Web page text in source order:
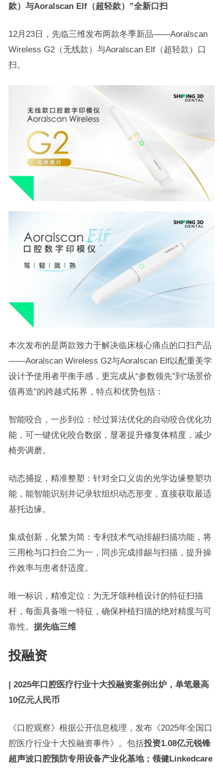
款）与Aoralscan Elf（超轻款）”全新口扫
12月23日，先临三维发布两款冬季新品——Aoralscan
Wireless G2（无线款）与Aoralscan Elf（超轻款）口
扫。
本次发布的是两款致力于解决临床核心痛点的口扫产品
——Aoralscan Wireless G2与Aoralscan Elf以配重美学
设计予使用者平衡手感，更完成从“参数领先”到“场景价
值再造”的跨越式拓界，特点和优势包括：
智能咬合，一步到位：经过算法优化的自动咬合优化功
能，可一键优化咬合数据，显著提升修复体精度，减少
椅旁调磨。
动态捕捉，精准整塑：针对全口义齿的光学边缘整塑功
能，能智能识别并记录软组织动态形变，直接获取最适
基托边缘。
集成创新，化繁为简：专利技术气动排龈扫描功能，将
三用枪与口扫合二为一，同步完成排龈与扫描，提升操
作效率与患者舒适度。
唯一标识，精准定位：为无牙颌种植设计的特征扫描
杆，每面具备唯一特征，确保种植扫描的绝对精度与可
靠性。 据先临三维
投融资
| 2025年口腔医疗行业十大投融资案例出炉，单笔最高
10亿元人民币
《口腔观察》根据公开信息梳理，发布《2025年全国口
腔医疗行业十大投融资事件》。包括投资1.08亿元锐锋
超声波口腔预防专用设备产业化基地；领健Linkedcare